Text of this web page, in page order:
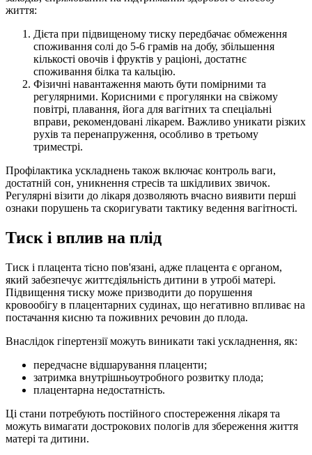
життя:
Дієта при підвищеному тиску передбачає обмеження
споживання солі до 5-6 грамів на добу, збільшення
кількості овочів і фруктів у раціоні, достатнє
споживання білка та кальцію.
Фізичні навантаження мають бути помірними та
регулярними. Корисними є прогулянки на свіжому
повітрі, плавання, йога для вагітних та спеціальні
вправи, рекомендовані лікарем. Важливо уникати різких
рухів та перенапруження, особливо в третьому
триместрі.
Профілактика ускладнень також включає контроль ваги,
достатній сон, уникнення стресів та шкідливих звичок.
Регулярні візити до лікаря дозволяють вчасно виявити перші
ознаки порушень та скоригувати тактику ведення вагітності.
Тиск і вплив на плід
Тиск і плацента тісно пов'язані, адже плацента є органом,
який забезпечує життєдіяльність дитини в утробі матері.
Підвищення тиску може призводити до порушення
кровообігу в плацентарних судинах, що негативно впливає на
постачання кисню та поживних речовин до плода.
Внаслідок гіпертензії можуть виникати такі ускладнення, як:
передчасне відшарування плаценти;
затримка внутрішньоутробного розвитку плода;
плацентарна недостатність.
Ці стани потребують постійного спостереження лікаря та
можуть вимагати дострокових пологів для збереження життя
матері та дитини.